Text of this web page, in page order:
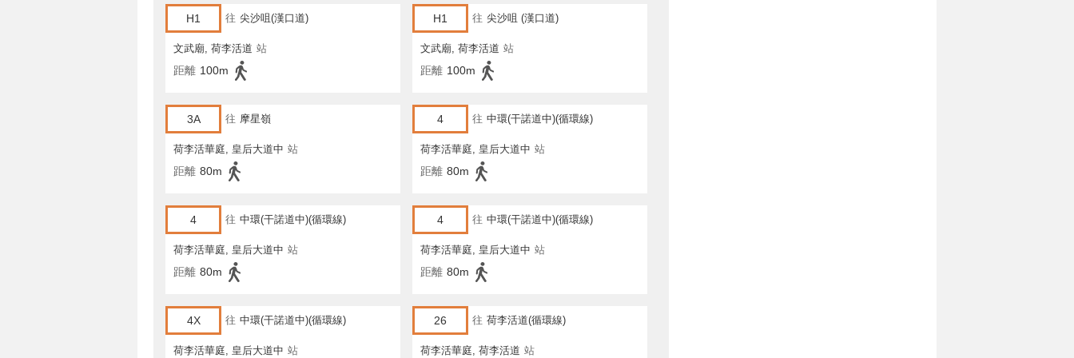
H1 往 尖沙咀(漢口道)
文武廟, 荷李活道 站
距離 100m
H1 往 尖沙咀 (漢口道)
文武廟, 荷李活道 站
距離 100m
3A 往 摩星嶺
荷李活華庭, 皇后大道中 站
距離 80m
4 往 中環(干諾道中)(循環線)
荷李活華庭, 皇后大道中 站
距離 80m
4 往 中環(干諾道中)(循環線)
荷李活華庭, 皇后大道中 站
距離 80m
4 往 中環(干諾道中)(循環線)
荷李活華庭, 皇后大道中 站
距離 80m
4X 往 中環(干諾道中)(循環線)
荷李活華庭, 皇后大道中 站
26 往 荷李活道(循環線)
荷李活華庭, 荷李活道 站